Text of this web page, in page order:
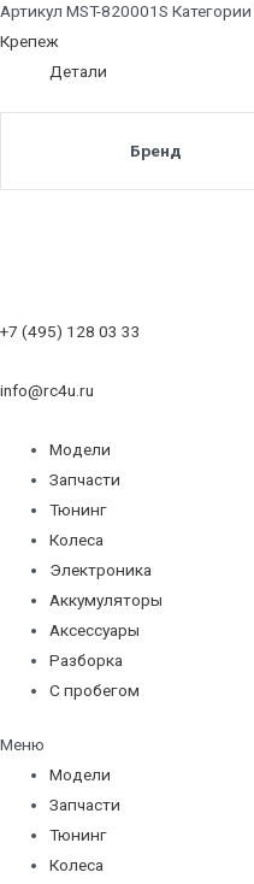
Артикул MST-820001S Категории
Крепеж
Детали
Бренд
+7 (495) 128 03 33
info@rc4u.ru
Модели
Запчасти
Тюнинг
Колеса
Электроника
Аккумуляторы
Аксессуары
Разборка
С пробегом
Меню
Модели
Запчасти
Тюнинг
Колеса